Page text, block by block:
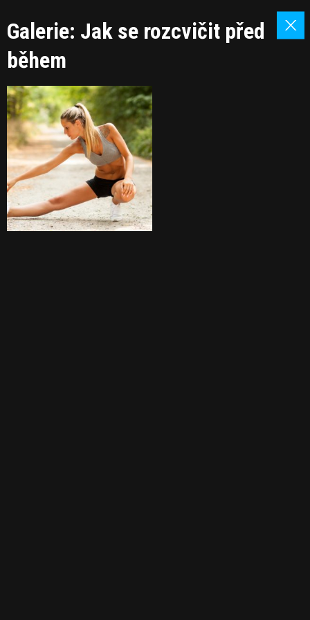
Galerie: Jak se rozcvičit před
během